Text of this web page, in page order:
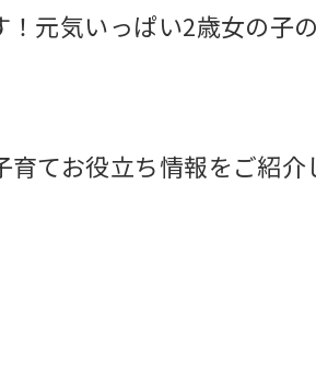
元気いっぱい2歳女の子
てお役立ち情報をご紹介